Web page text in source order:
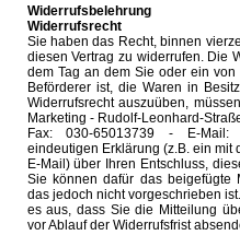
Widerrufsbelehrung
Widerrufsrecht
Sie haben das Recht, binnen
diesen Vertrag zu widerrufen. Die
dem Tag an dem Sie oder ein
Beförderer ist, die Waren in
Widerrufsrecht auszuüben,
Marketing - Rudolf-Leonhard-
Fax: 030-65013739 - E-Mail:
eindeutigen Erklärung (z.B. ein mit
E-Mail) über Ihren Entschluss,
Sie können dafür das beigefügte
das jedoch nicht vorgeschrieben
es aus, dass Sie die Mitteilung
vor Ablauf der Widerrufsfrist